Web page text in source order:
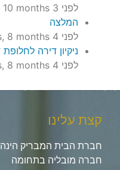
לפני 3 years, 10 months
המלצה
לפני 4 years, 8 months
ניקיון דירה לחלופת
לפני 4 years, 8 months
קצת עלינו
חברת הבית המבריק הינה
חברה מובליה בתחומה